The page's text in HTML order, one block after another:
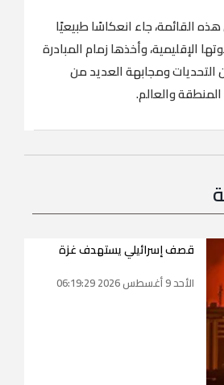
القائمة، جاء انعكاسًا طبيعيًا
الإقليمية، وأخذها زمام المبادرة
ومجابهة العديد من
والعالم.
قصف إسرائيلي يستهدف غزة
الأحد 9 أغسطس 2026 06:19:29